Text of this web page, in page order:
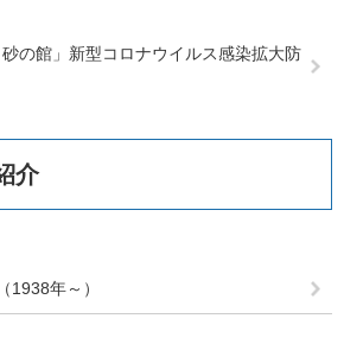
の館」新型コロナウイルス感染拡大防
介
1938年～）